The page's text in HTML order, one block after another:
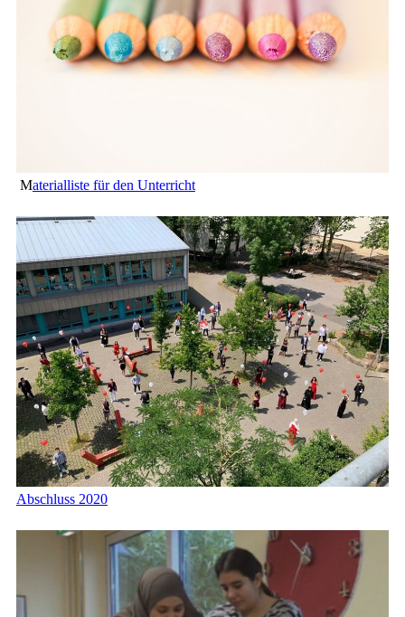
Materialliste für den Unterricht
Abschluss 2020